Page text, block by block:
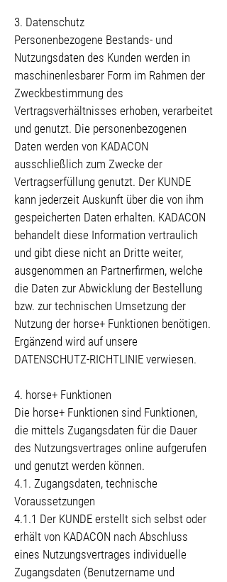
3. Datenschutz
Personenbezogene Bestands- und
Nutzungsdaten des Kunden werden in
maschinenlesbarer Form im Rahmen der
Zweckbestimmung des
Vertragsverhältnisses erhoben, verarbeitet
und genutzt. Die personenbezogenen
Daten werden von KADACON
ausschließlich zum Zwecke der
Vertragserfüllung genutzt. Der KUNDE
kann jederzeit Auskunft über die von ihm
gespeicherten Daten erhalten. KADACON
behandelt diese Information vertraulich
und gibt diese nicht an Dritte weiter,
ausgenommen an Partnerfirmen, welche
die Daten zur Abwicklung der Bestellung
bzw. zur technischen Umsetzung der
Nutzung der horse+ Funktionen benötigen.
Ergänzend wird auf unsere
DATENSCHUTZ-RICHTLINIE verwiesen.
4. horse+ Funktionen
Die horse+ Funktionen sind Funktionen,
die mittels Zugangsdaten für die Dauer
des Nutzungsvertrages online aufgerufen
und genutzt werden können.
4.1. Zugangsdaten, technische
Voraussetzungen
4.1.1 Der KUNDE erstellt sich selbst oder
erhält von KADACON nach Abschluss
eines Nutzungsvertrages individuelle
Zugangsdaten (Benutzername und